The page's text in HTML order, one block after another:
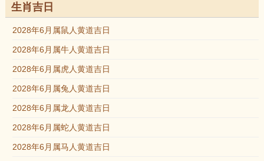
生肖吉日
2028年6月属鼠人黄道吉日
2028年6月属牛人黄道吉日
2028年6月属虎人黄道吉日
2028年6月属兔人黄道吉日
2028年6月属龙人黄道吉日
2028年6月属蛇人黄道吉日
2028年6月属马人黄道吉日